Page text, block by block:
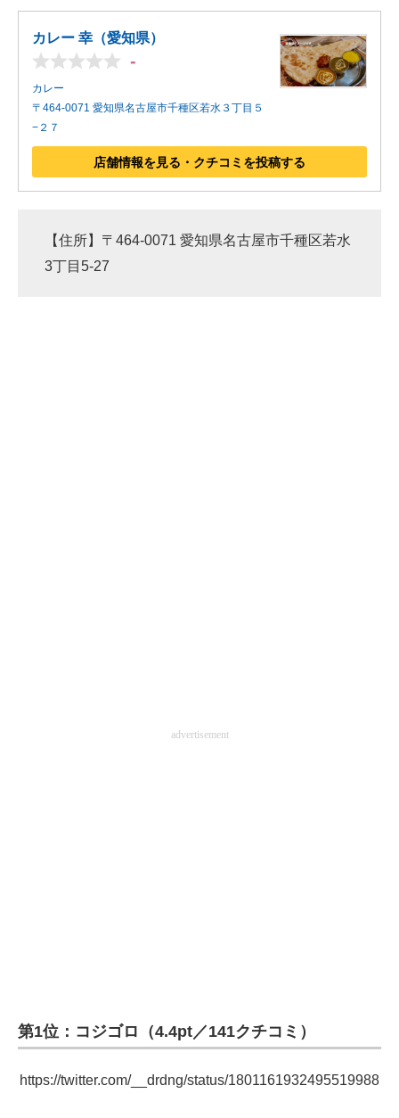
カレー 幸（愛知県）
-
カレー
〒464-0071 愛知県名古屋市千種区若水３丁目５
−２７
店舗情報を見る・クチコミを投稿する
【住所】〒464-0071 愛知県名古屋市千種区若水
3丁目5-27
advertisement
第1位：コジゴロ（4.4pt／141クチコミ）
https://twitter.com/__drdng/status/1801161932495519988